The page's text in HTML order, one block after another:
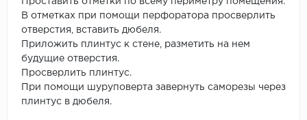
В отметках при помощи перфоратора просверлить
отверстия, вставить дюбеля.
Приложить плинтус к стене, разметить на нем
будущие отверстия.
Просверлить плинтус.
При помощи шуруповерта завернуть саморезы через
плинтус в дюбеля.